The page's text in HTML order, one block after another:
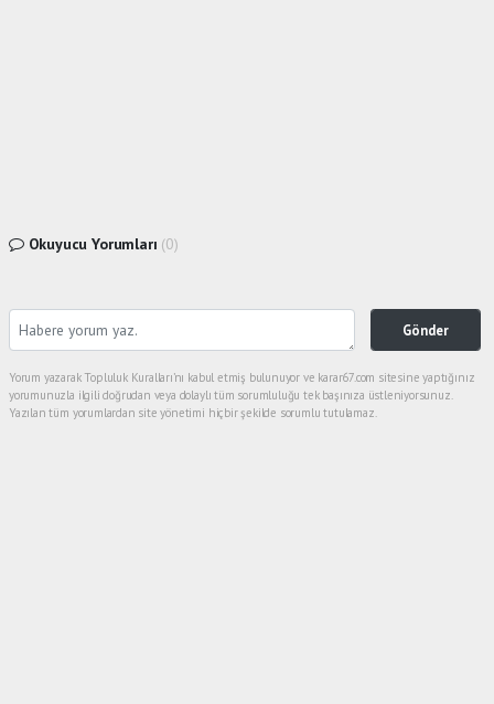
Okuyucu Yorumları (0)
Gönder
Yorum yazarak Topluluk Kuralları’nı kabul etmiş bulunuyor ve karar67.com sitesine yaptığınız
yorumunuzla ilgili doğrudan veya dolaylı tüm sorumluluğu tek başınıza üstleniyorsunuz.
Yazılan tüm yorumlardan site yönetimi hiçbir şekilde sorumlu tutulamaz.